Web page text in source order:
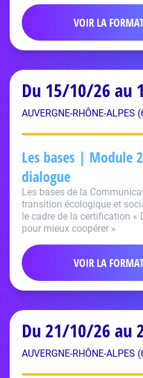
VOIR LA
Du 15/10/26 au
AUVERGNE-RHÔNE-ALPES
Les bases | Module
dialogue
Les bases de la
transition écologique et
le cadre de la certification «
pour mieux coopérer »
VOIR LA
Du 21/10/26 au
AUVERGNE-RHÔNE-ALPES